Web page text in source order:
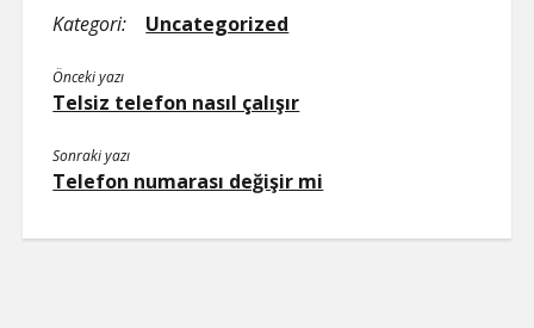
Kategori: Uncategorized
Önceki yazı
Telsiz telefon nasıl çalışır
Sonraki yazı
Telefon numarası değişir mi